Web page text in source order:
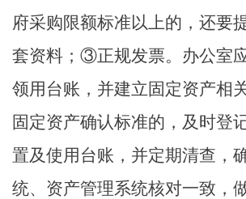
府采购限额标准以上的，还要
套资料 ； ③正规发票。办公室
领用台账， 并建立固定资产相
固定资产确认标准的，及时登
置及使用台账 ， 并定期清查 ，
统、资产管理系统核对一致，